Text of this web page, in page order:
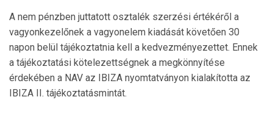
A nem pénzben juttatott osztalék szerzési értékéről a
vagyonkezelőnek a vagyonelem kiadását követően 30
napon belül tájékoztatnia kell a kedvezményezettet. Ennek
a tájékoztatási kötelezettségnek a megkönnyítése
érdekében a NAV az IBIZA nyomtatványon kialakította az
IBIZA II. tájékoztatásmintát.